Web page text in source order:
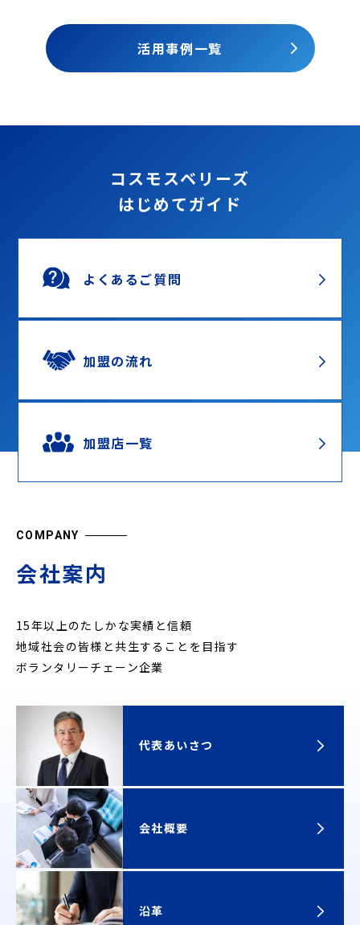
活用事例一覧
コスモスベリーズ
はじめてガイド
よくあるご質問
加盟の流れ
加盟店一覧
COMPANY
会社案内
15年以上のたしかな実績と信頼
地域社会の皆様と共生することを目指す
ボランタリーチェーン企業
代表あいさつ
会社概要
沿革